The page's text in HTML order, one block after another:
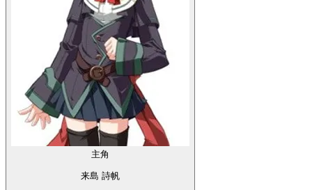
主角
来島 詩帆